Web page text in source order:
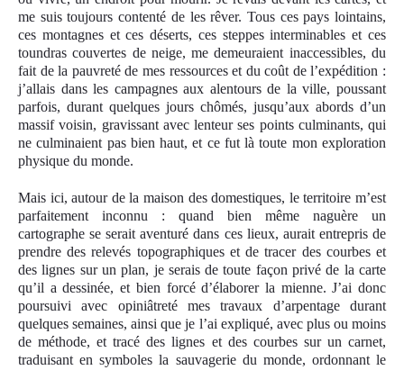
me suis toujours contenté de les rêver. Tous ces pays lointains,
ces montagnes et ces déserts, ces steppes interminables et ces
toundras couvertes de neige, me demeuraient inaccessibles, du
fait de la pauvreté de mes ressources et du coût de l’expédition :
j’allais dans les campagnes aux alentours de la ville, poussant
parfois, durant quelques jours chômés, jusqu’aux abords d’un
massif voisin, gravissant avec lenteur ses points culminants, qui
ne culminaient pas bien haut, et ce fut là toute mon exploration
physique du monde.
Mais ici, autour de la maison des domestiques, le territoire m’est
parfaitement inconnu : quand bien même naguère un
cartographe se serait aventuré dans ces lieux, aurait entrepris de
prendre des relevés topographiques et de tracer des courbes et
des lignes sur un plan, je serais de toute façon privé de la carte
qu’il a dessinée, et bien forcé d’élaborer la mienne. J’ai donc
poursuivi avec opiniâtreté mes travaux d’arpentage durant
quelques semaines, ainsi que je l’ai expliqué, avec plus ou moins
de méthode, et tracé des lignes et des courbes sur un carnet,
traduisant en symboles la sauvagerie du monde, ordonnant le